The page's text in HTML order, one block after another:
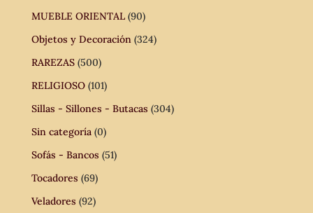
MUEBLE ORIENTAL (90)
Objetos y Decoración (324)
RAREZAS (500)
RELIGIOSO (101)
Sillas - Sillones - Butacas (304)
Sin categoría (0)
Sofás - Bancos (51)
Tocadores (69)
Veladores (92)